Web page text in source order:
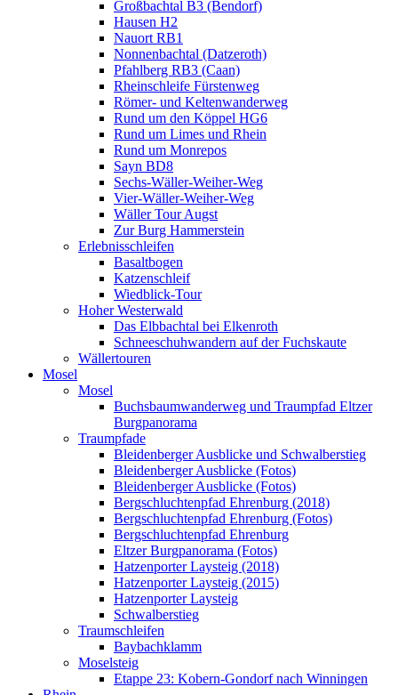
Großbachtal B3 (Bendorf)
Hausen H2
Nauort RB1
Nonnenbachtal (Datzeroth)
Pfahlberg RB3 (Caan)
Rheinschleife Fürstenweg
Römer- und Keltenwanderweg
Rund um den Köppel HG6
Rund um Limes und Rhein
Rund um Monrepos
Sayn BD8
Sechs-Wäller-Weiher-Weg
Vier-Wäller-Weiher-Weg
Wäller Tour Augst
Zur Burg Hammerstein
Erlebnisschleifen
Basaltbogen
Katzenschleif
Wiedblick-Tour
Hoher Westerwald
Das Elbbachtal bei Elkenroth
Schneeschuhwandern auf der Fuchskaute
Wällertouren
Mosel
Mosel
Buchsbaumwanderweg und Traumpfad Eltzer
Burgpanorama
Traumpfade
Bleidenberger Ausblicke und Schwalberstieg
Bleidenberger Ausblicke (Fotos)
Bleidenberger Ausblicke (Fotos)
Bergschluchtenpfad Ehrenburg (2018)
Bergschluchtenpfad Ehrenburg (Fotos)
Bergschluchtenpfad Ehrenburg
Eltzer Burgpanorama (Fotos)
Hatzenporter Laysteig (2018)
Hatzenporter Laysteig (2015)
Hatzenporter Laysteig
Schwalberstieg
Traumschleifen
Baybachklamm
Moselsteig
Etappe 23: Kobern-Gondorf nach Winningen